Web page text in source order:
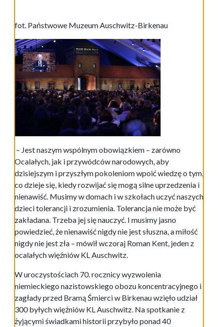
fot. Państwowe Muzeum Auschwitz-Birkenau
– Jest naszym wspólnym obowiązkiem – zarówno
Ocalałych, jak i przywódców narodowych, aby
dzisiejszym i przyszłym pokoleniom wpoić wiedzę o tym,
co dzieje się, kiedy rozwijać się mogą silne uprzedzenia i
nienawiść. Musimy w domach i w szkołach uczyć naszych
dzieci tolerancji i zrozumienia. Tolerancja nie może być
zakładana. Trzeba jej się nauczyć. I musimy jasno
powiedzieć, że nienawiść nigdy nie jest słuszna, a miłość
nigdy nie jest zła – mówił wczoraj Roman Kent, jeden z
ocalałych więźniów KL Auschwitz.
W uroczystościach 70. rocznicy wyzwolenia
niemieckiego nazistowskiego obozu koncentracyjnego i
zagłady przed Bramą Śmierci w Birkenau wzięło udział
300 byłych więźniów KL Auschwitz. Na spotkanie z
żyjącymi świadkami historii przybyło ponad 40